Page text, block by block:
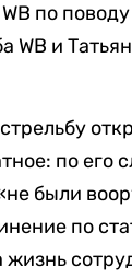
по
WB и
по его
были
по
жизнь